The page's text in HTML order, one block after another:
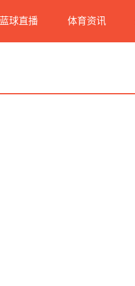
蓝球直播 体育资讯